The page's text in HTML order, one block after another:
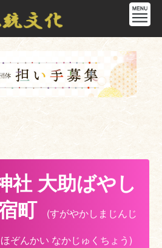
社 大助ばやし
町
(すがやかしまじんじ
ぞんかい なかじゅくちょう)